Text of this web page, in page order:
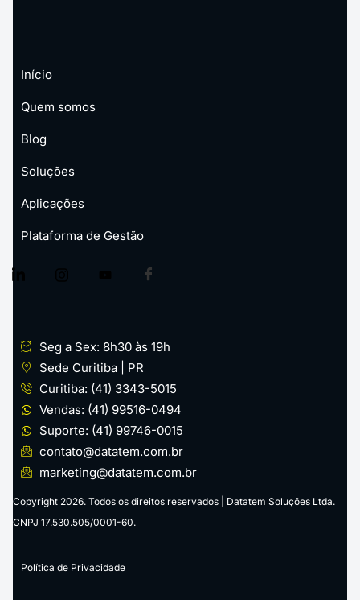
Início
Quem somos
Blog
Soluções
Aplicações
Plataforma de Gestão
Seg a Sex: 8h30 às 19h
Sede Curitiba | PR
Curitiba: (41) 3343-5015
Vendas: (41) 99516-0494
Suporte: (41) 99746-0015
contato@datatem.com.br
marketing@datatem.com.br
Copyright 2026. Todos os direitos reservados | Datatem Soluções Ltda.
CNPJ 17.530.505/0001-60.
Política de Privacidade